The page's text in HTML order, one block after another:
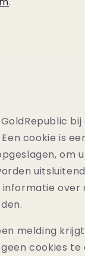
cookie is
om
over
melding
cookies